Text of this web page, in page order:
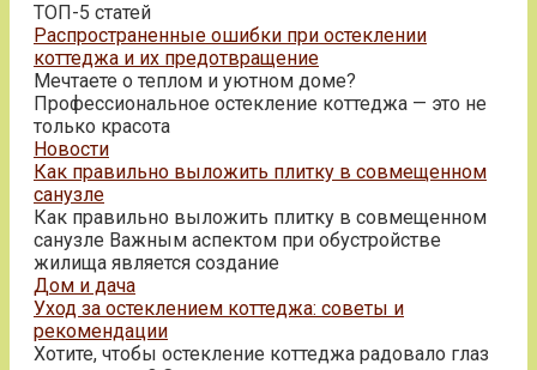
ТОП-5 статей
Распространенные ошибки при остеклении
коттеджа и их предотвращение
Мечтаете о теплом и уютном доме?
Профессиональное остекление коттеджа — это не
только красота
Новости
Как правильно выложить плитку в совмещенном
санузле
Как правильно выложить плитку в совмещенном
санузле Важным аспектом при обустройстве
жилища является создание
Дом и дача
Уход за остеклением коттеджа: советы и
рекомендации
Хотите, чтобы остекление коттеджа радовало глаз